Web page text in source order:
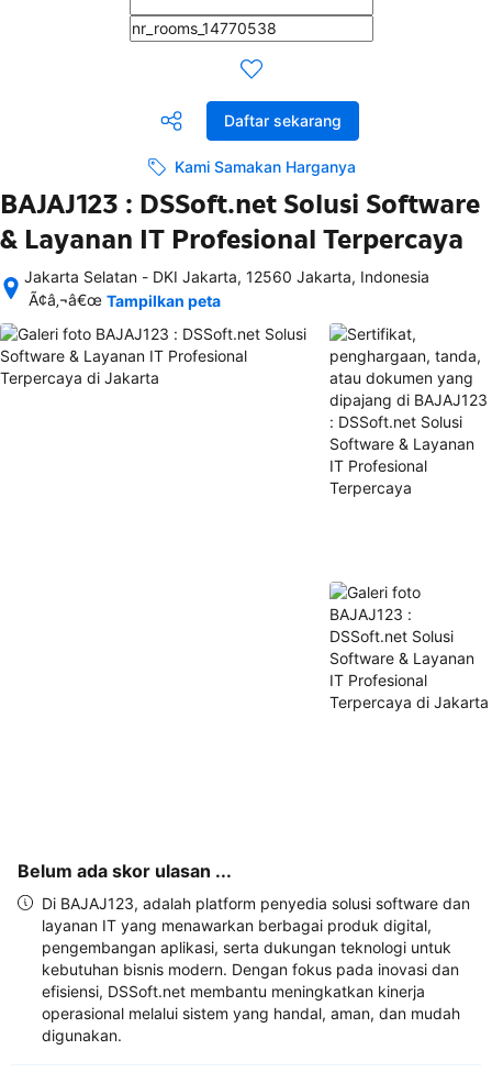
Daftar sekarang
Kami Samakan Harganya
BAJAJ123 : DSSoft.net Solusi Software
& Layanan IT Profesional Terpercaya
Jakarta Selatan - DKI Jakarta, 12560 Jakarta, Indonesia
Setelah
semua
rincian
akomodasi
Ã¢â‚¬â€œ Tampilkan peta
Belum ada skor ulasan ...
Di BAJAJ123, adalah platform penyedia solusi software dan
layanan IT yang menawarkan berbagai produk digital,
pengembangan aplikasi, serta dukungan teknologi untuk
kebutuhan bisnis modern. Dengan fokus pada inovasi dan
efisiensi, DSSoft.net membantu meningkatkan kinerja
operasional melalui sistem yang handal, aman, dan mudah
digunakan.